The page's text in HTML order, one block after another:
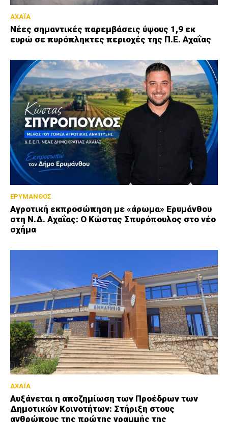
ΑΧΑΪΑ
Νέες σημαντικές παρεμβάσεις ύψους 1,9 εκ
ευρώ σε πυρόπληκτες περιοχές της Π.Ε. Αχαΐας
ΕΡΥΜΑΝΘΟΣ
Αγροτική εκπροσώπηση με «άρωμα» Ερυμάνθου
στη Ν.Δ. Αχαΐας: Ο Κώστας Σπυρόπουλος στο νέο
σχήμα
ΑΧΑΪΑ
Αυξάνεται η αποζημίωση των Προέδρων των
Δημοτικών Κοινοτήτων: Στήριξη στους
ανθρώπους της πρώτης γραμμής της